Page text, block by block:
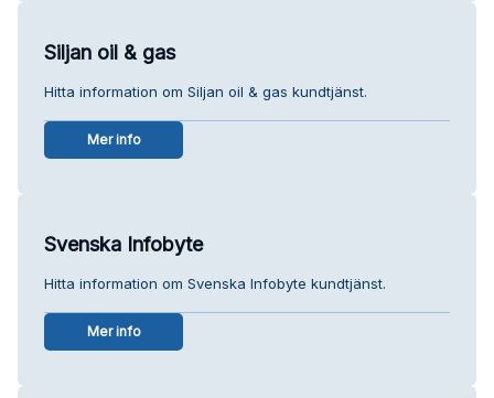
Siljan oil & gas
Hitta information om Siljan oil & gas kundtjänst.
Mer info
Svenska Infobyte
Hitta information om Svenska Infobyte kundtjänst.
Mer info